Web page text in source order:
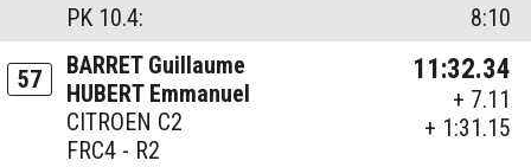
PK 10.4:
8:10
57
BARRET Guillaume
HUBERT Emmanuel
CITROEN C2
FRC4 - R2
11:32.34
+ 7.11
+ 1:31.15